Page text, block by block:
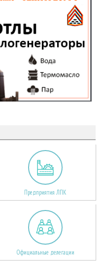
Предприятия ЛПК
Официальные делегации